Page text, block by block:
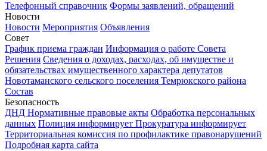
Телефонный справочник Формы заявлений, обращений
Новости
Новости Мероприятия Объявления
Совет
График приема граждан Информация о работе Совета
Решения Сведения о доходах, расходах, об имуществе и
обязательствах имущественного характера депутатов
Новотаманского сельского поселения Темрюкского района
Состав
Безопасность
ДНД Нормативные правовые акты Обработка персональных
данных Полиция информирует Прокуратура информирует
Территориальная комиссия по профилактике правонарушений
Подробная карта сайта